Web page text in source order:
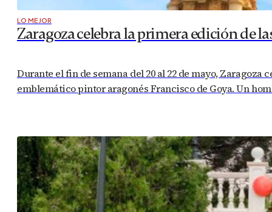
LO MEJOR
Zaragoza celebra la primera edición de
Durante el fin de semana del 20 al 22 de mayo,
emblemático pintor aragonés Francisco de Goya. Un